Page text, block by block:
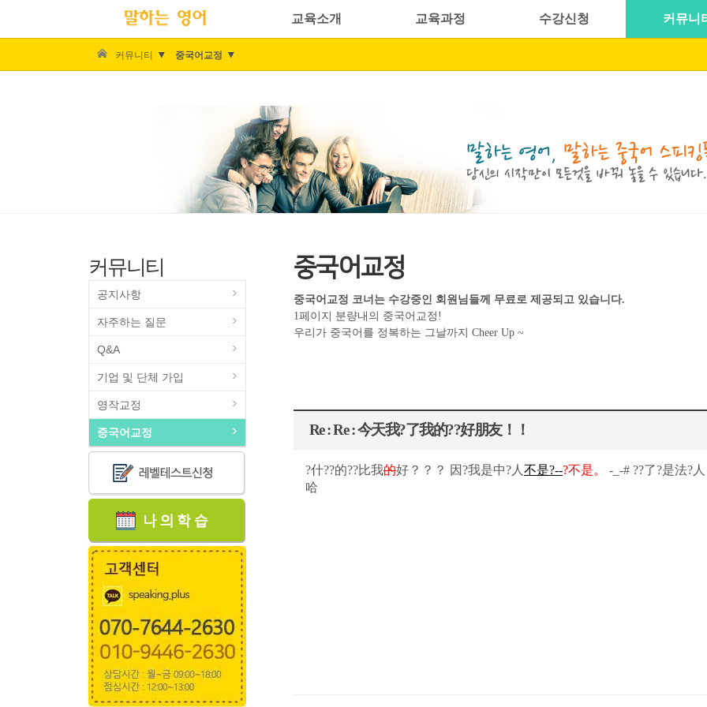
교육소개 교육과정 수강신청 커뮤니
커뮤니티 중국어교정
커뮤니티
공지사항
자주하는 질문
Q&A
기업 및 단체 가입
영작교정
중국어교정
중국어교정
중국어교정 코너는 수강중인 회원님들께 무료로 제공되고 있습니다.
1페이지 분량내의 중국어교정!
우리가 중국어를 정복하는 그날까지 Cheer Up ~
Re : Re : 今天我?了我的??好朋友！！
?什??的??比我的好？？？ 因?我是中?人 不是?--?不是。
-_-# ??了?是法?
哈